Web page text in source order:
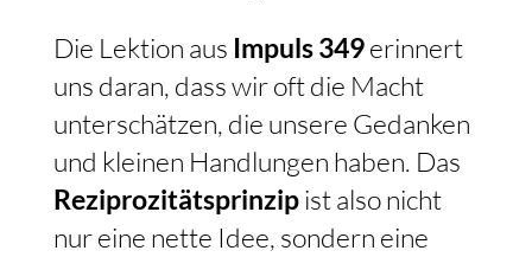
Die Lektion aus Impuls 349erinnert
uns daran, dass wir oft die Macht
unterschätzen, die unsere Gedanken
Reziprozitätsprinzipist also nicht